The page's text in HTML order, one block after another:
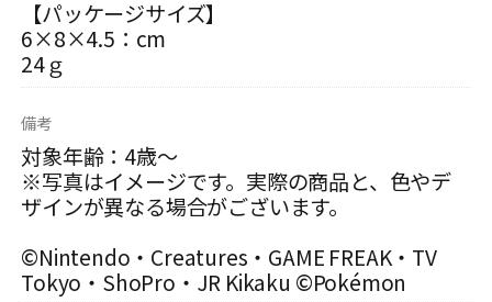
【パッケージサイズ】
6×8×4.5：cm
24ｇ
備考
対象年齢：4歳～
※写真はイメージです。実際の商品と、色やデ
ザインが異なる場合がございます。
©Nintendo・Creatures・GAME FREAK・TV
Tokyo・ShoPro・JR Kikaku ©Pokémon